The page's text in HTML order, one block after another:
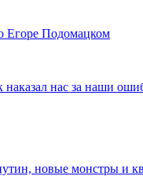
Егоре Подомацком
нас за наши
новые монстры и